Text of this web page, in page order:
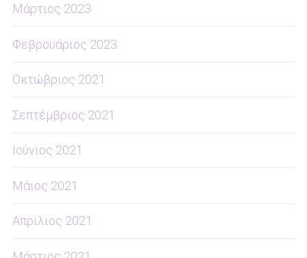
Μάρτιος 2023
Φεβρουάριος 2023
Οκτώβριος 2021
Σεπτέμβριος 2021
Ιούνιος 2021
Μάιος 2021
Απρίλιος 2021